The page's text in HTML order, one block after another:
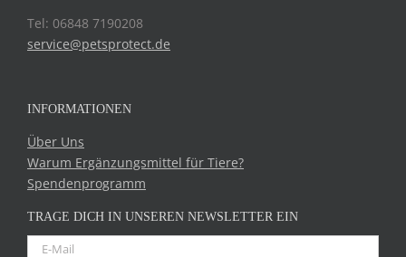
Tel: 06848 7190208
service@petsprotect.de
INFORMATIONEN
Über Uns
Warum Ergänzungsmittel für Tiere?
Spendenprogramm
TRAGE DICH IN UNSEREN NEWSLETTER EIN